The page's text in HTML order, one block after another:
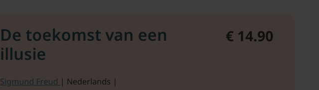
De toekomst van een
illusie
€ 14.90
Sigmund Freud | Nederlands |